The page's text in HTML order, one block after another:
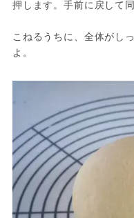
押します。手前に戻して
こねるうちに、全体がし
よ。